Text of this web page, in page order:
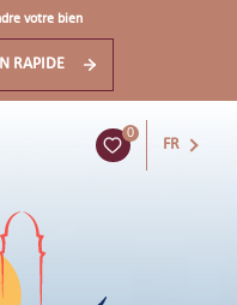
votre bien
RAPIDE
0
FR